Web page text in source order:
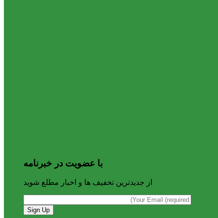
با عضویت در خبرنامه
از جدیدترین تخفیف ها و اخبار مطلع شوید